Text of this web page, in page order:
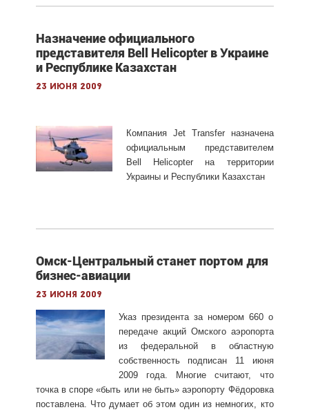
Назначение официального
представителя Bell Helicopter в Украине
и Республике Казахстан
23 июня 2009
Компания Jet Transfer назначена
официальным представителем
Bell Helicopter на территории
Украины и Республики Казахстан
Омск-Центральный станет портом для
бизнес-авиации
23 июня 2009
Указ президента за номером 660 о
передаче акций Омского аэропорта
из федеральной в областную
собственность подписан 11 июня
2009 года. Многие считают, что
точка в споре «быть или не быть» аэропорту Фёдоровка
поставлена. Что думает об этом один из немногих, кто